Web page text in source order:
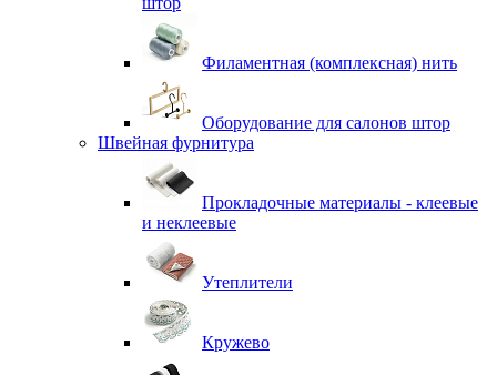
Филаментная (комплексная) нить
Оборудование для салонов штор
Швейная фурнитура
Прокладочные материалы - клеевые
и неклеевые
Утеплители
Кружево